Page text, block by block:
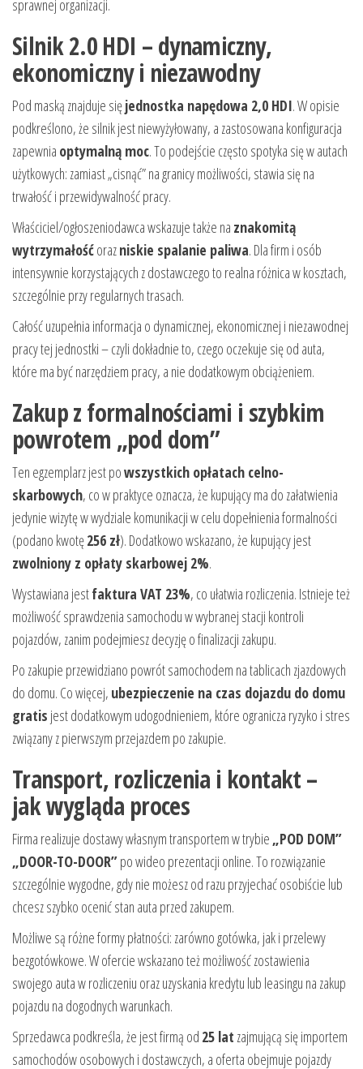
sprawnej organizacji.
Silnik 2.0 HDI – dynamiczny,
ekonomiczny i niezawodny
Pod maską znajduje sięjednostka napędowa 2,0 HDI. W opisie
podkreślono, że silnik jest niewyżyłowany, a zastosowana konfiguracja
zapewnia optymalną moc. To podejście często spotyka się w autach
użytkowych: zamiast „cisnąć” na granicy możliwości, stawia się na
trwałość i przewidywalność pracy.
Właściciel/ogłoszeniodawca wskazuje także na znakomitą
wytrzymałośćorazniskie spalanie paliwa. Dla firm i osób
intensywnie korzystających z dostawczego to realna różnica w kosztach,
szczególnie przy regularnych trasach.
Całość uzupełnia informacja o dynamicznej, ekonomicznej i niezawodnej
pracy tej jednostki – czyli dokładnie to, czego oczekuje się od auta,
które ma być narzędziem pracy, a nie dodatkowym obciążeniem.
Zakup z formalnościami i szybkim
powrotem „pod dom”
Ten egzemplarz jest powszystkich opłatach celno-
skarbowych, co w praktyce oznacza, że kupujący ma do załatwienia
jedynie wizytę w wydziale komunikacji w celu dopełnienia formalności
(podano kwotę256 zł). Dodatkowo wskazano, że kupujący jest
zwolniony z opłaty skarbowej 2%.
Wystawiana jestfaktura VAT 23%, co ułatwia rozliczenia. Istnieje też
możliwość sprawdzenia samochodu w wybranej stacji kontroli
pojazdów, zanim podejmiesz decyzję o finalizacji zakupu.
Po zakupie przewidziano powrót samochodem na tablicach zjazdowych
do domu. Co więcej, ubezpieczenie na czas dojazdu do domu
gratis jest dodatkowym udogodnieniem, które ogranicza ryzyko i stres
związany z pierwszym przejazdem po zakupie.
Transport, rozliczenia i kontakt –
jak wygląda proces
Firma realizuje dostawy własnym transportem w trybie „POD DOM”
„DOOR-TO-DOOR”po wideo prezentacji online. To rozwiązanie
szczególnie wygodne, gdy nie możesz od razu przyjechać osobiście lub
chcesz szybko ocenić stan auta przed zakupem.
Możliwe są różne formy płatności: zarówno gotówka, jak i przelewy
bezgotówkowe. W ofercie wskazano też możliwość zostawienia
swojego auta w rozliczeniu oraz uzyskania kredytu lub leasingu na zakup
pojazdu na dogodnych warunkach.
Sprzedawca podkreśla, że jest firmą od 25 lat zajmującą się importem
samochodów osobowych i dostawczych, a oferta obejmuje pojazdy